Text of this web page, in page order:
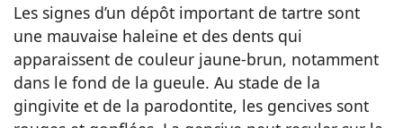
Les signes d’un dépôt important de tartre sont
une mauvaise haleine et des dents qui
apparaissent de couleur jaune-brun, notamment
dans le fond de la gueule. Au stade de la
gingivite et de la parodontite, les gencives sont